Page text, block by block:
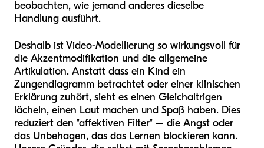
beobachten, wie jemand anderes dieselbe
Handlung ausführt.
Deshalb ist Video-Modellierung so wirkungsvoll für
die Akzentmodifikation und die allgemeine
Artikulation. Anstatt dass ein Kind ein
Zungendiagramm betrachtet oder einer klinischen
Erklärung zuhört, sieht es einen Gleichaltrigen
lächeln, einen Laut machen und Spaß haben. Dies
reduziert den "affektiven Filter" – die Angst oder
das Unbehagen, das das Lernen blockieren kann.